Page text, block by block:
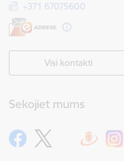
+371 67075600
Visi kontakti
Sekojiet mums